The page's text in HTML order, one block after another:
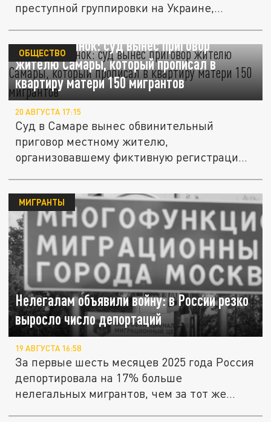
преступной группировки на Украине,...
Щедрый сынок: суд вынес приговор
жителю Самары, который прописал в
квартиру матери 150 мигрантов
ОБЩЕСТВО
20 АВГУСТА 17:15
Суд в Самаре вынес обвинительный
приговор местному жителю,
организовавшему фиктивную регистрацию
Нелегалам объявили войну: в России резко
выросло число депортаций
МИГРАНТЫ
19 АВГУСТА 16:58
За первые шесть месяцев 2025 года Россия
депортировала на 17% больше
нелегальных мигрантов, чем за тот же...